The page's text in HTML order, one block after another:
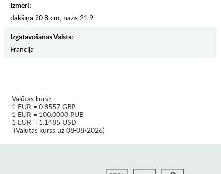
Izmēri:
dakšiņa 20.8 cm, nazis 21.9
Izgatavošanas Valsts:
Francija
Valūtas kursi:
1 EUR = 0.8557 GBP
1 EUR = 100.0000 RUB
1 EUR = 1.1485 USD
(Valūtas kurss uz 08-08-2026)